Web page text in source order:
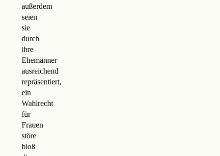
außerdem
seien
sie
durch
ihre
Ehemänner
ausreichend
repräsentiert,
ein
Wahlrecht
für
Frauen
störe
bloß